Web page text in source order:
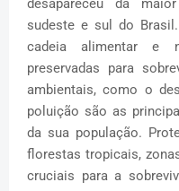
desapareceu da
sudeste e sul do
cadeia alimentar e
preservadas para
ambientais, como o
poluição são as
da sua população.
florestas tropicais,
cruciais para a